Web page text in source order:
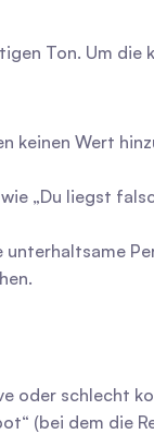
Ton. Um die
keinen Wert
„Du liegst
oder schlecht
(bei dem die